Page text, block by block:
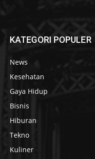
KATEGORI POPULER
News
Kesehatan
Gaya Hidup
Bisnis
Hiburan
Tekno
Kuliner